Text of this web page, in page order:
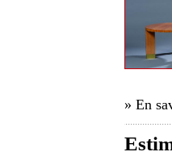
» En